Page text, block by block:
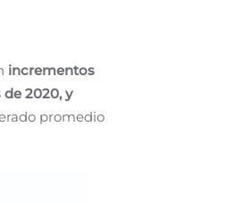
incrementos
2020, y
promedio